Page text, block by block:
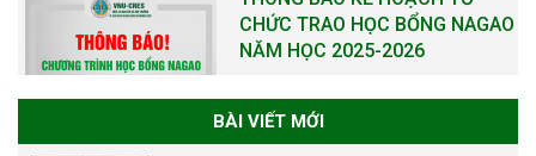
NĂM XÂY DỰNG VÀ PHÁT TRIỂN
VIỆN (1985-2025) VÀ ĐÓN
BÀI VIẾT MỚI